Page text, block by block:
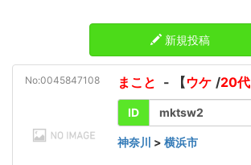
新規投稿
No:0045847108 まこと - 【ウケ /20代
ID mktsw2
神奈川 > 横浜市